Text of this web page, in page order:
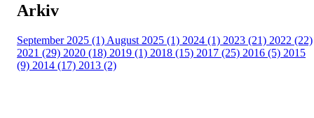
Arkiv
September 2025 (1) August 2025 (1) 2024 (1) 2023 (21) 2022 (22)
2021 (29) 2020 (18) 2019 (1) 2018 (15) 2017 (25) 2016 (5) 2015
(9) 2014 (17) 2013 (2)